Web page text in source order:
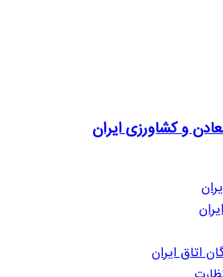
و کشاورزی ایران
اتاق ایران